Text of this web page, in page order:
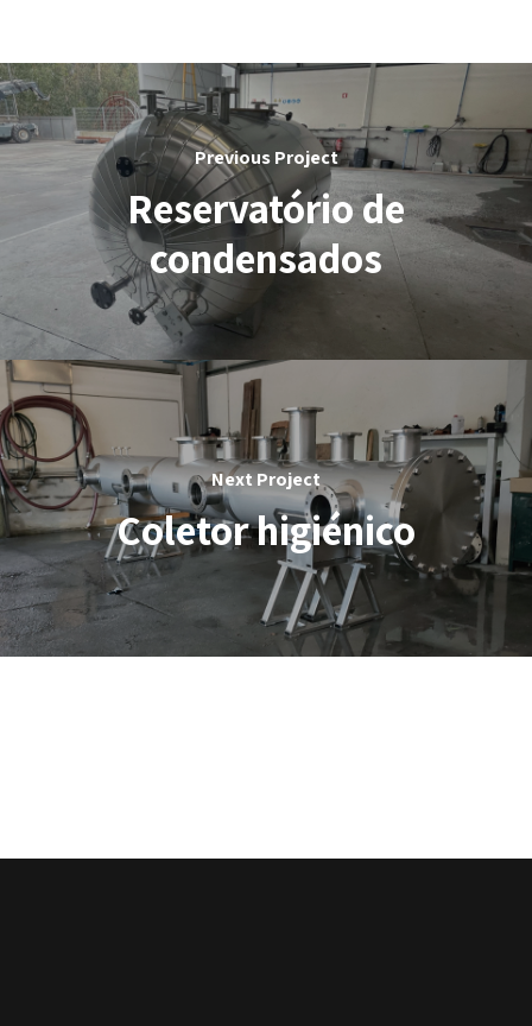
Previous Project
Reservatório de
condensados
Next Project
Coletor higiénico